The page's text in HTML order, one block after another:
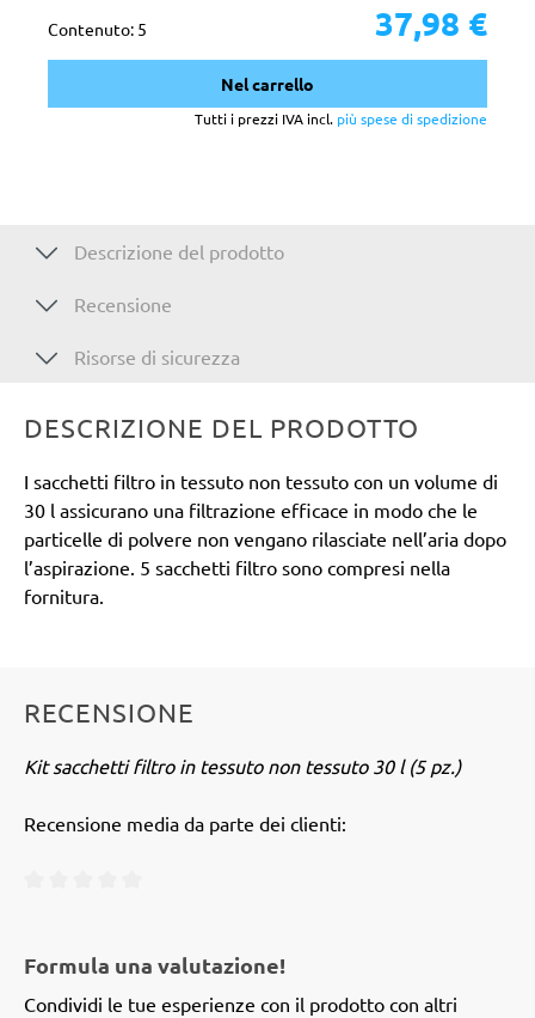
Contenuto: 5 37,98 €
Nel carrello
Tutti i prezzi IVA incl. più spese di spedizione
Descrizione del prodotto
Recensione
Risorse di sicurezza
DESCRIZIONE DEL PRODOTTO
I sacchetti filtro in tessuto non tessuto con un volume di
30 l assicurano una filtrazione efficace in modo che le
particelle di polvere non vengano rilasciate nell’aria dopo
l’aspirazione. 5 sacchetti filtro sono compresi nella
fornitura.
RECENSIONE
Kit sacchetti filtro in tessuto non tessuto 30 l (5 pz.)
Recensione media da parte dei clienti:
Formula una valutazione!
Condividi le tue esperienze con il prodotto con altri